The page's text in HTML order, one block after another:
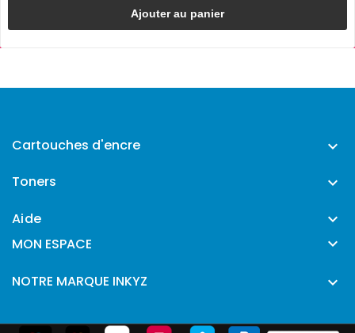
Ajouter au panier
Cartouches d'encre 
Toners 
Aide 
MON ESPACE 
NOTRE MARQUE INKYZ 